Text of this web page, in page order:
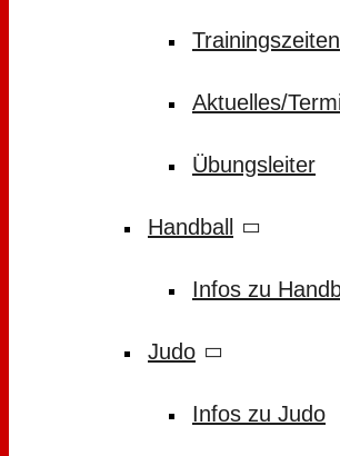
Trainingszeiten
Aktuelles/
Übungsleiter
Handball
Infos zu
Judo
Infos zu Judo